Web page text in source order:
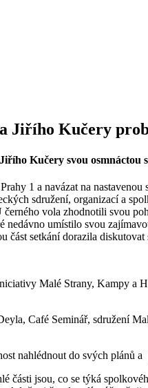
Jiřího Kučery
Kučery svou osmnáctou
1 a navázat na
sdružení, organizací a
vola zhodnotili svou
umístilo svou
setkání dorazila diskutovat
Malé Strany, Kampy a
Café Seminář, sdružení
nahlédnout do svých plánů
části jsou, co se týká